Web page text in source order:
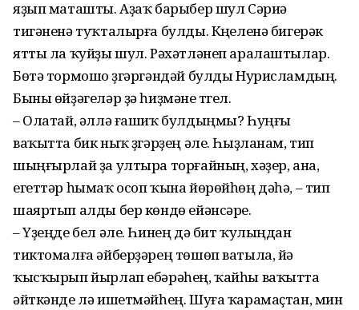
яҙып маташты. Аҙаҡ барыбер шул Сәриә
тигәненә туҡ­талырға булды. Күңеленә бигерәк
ятты ла ҡуйҙы шул. Рәхәтләнеп аралаштылар.
Бөтә тормошо үҙгәргәндәй булды Нурисламдың.
Быны өйҙәгеләр ҙә һиҙмәне түгел.
– Олатай, әллә ғашиҡ бул­дыңмы? Һуңғы
ваҡытта бик ныҡ үҙгәрҙең әле. Һыҙланам, тип
шыңғырлай ҙа ултыра тор­ғайның, хәҙер, ана,
егеттәр һымаҡ осоп ҡына йөрөйһөң дәһә, – тип
шаяртып алды бер көндө ейәнсәре.
– Үҙеңде бел әле. Һинең дә бит ҡулыңдан
тиктомалға әй­берҙәрең төшөп ватыла, йә
ҡысҡырып йырлап ебәрәһең, ҡайһы ваҡытта
әйткәнде лә ишетмәйһең. Шуға ҡарамаҫ­тан, мин